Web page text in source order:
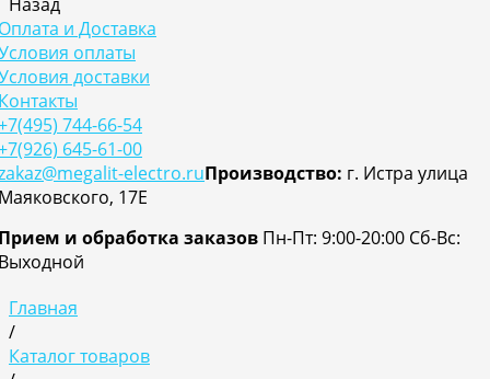
и Доставка
оплаты
доставки
744-66-54
645-61-00
electro.ruПроизводство: г. Истра улица
17Е
и обработка заказов Пн-Пт: 9:00-20:00 Cб-Вс:
Главная
/
Каталог товаров